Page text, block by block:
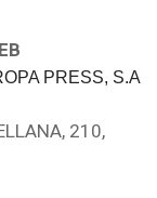
PRESS, S.A
210,